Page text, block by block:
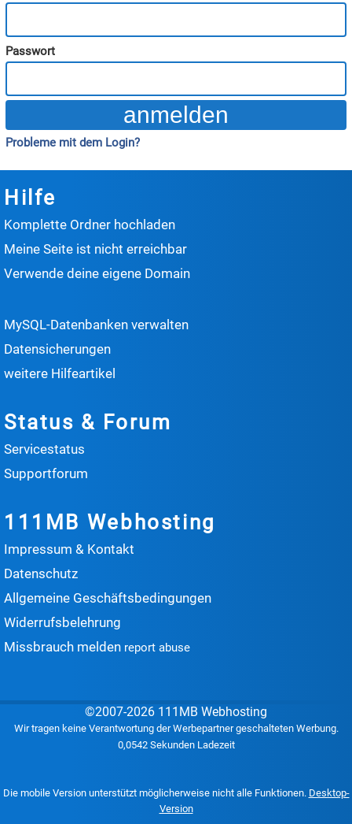
Passwort
Probleme mit dem Login?
Hilfe
Komplette Ordner hochladen
Meine Seite ist nicht erreichbar
Verwende deine eigene Domain
MySQL-Datenbanken verwalten
Datensicherungen
weitere Hilfeartikel
Status & Forum
Servicestatus
Supportforum
111MB Webhosting
Impressum & Kontakt
Datenschutz
Allgemeine Geschäftsbedingungen
Widerrufsbelehrung
Missbrauch melden report abuse
©2007-2026 111MB Webhosting
Wir tragen keine Verantwortung der Werbepartner geschalteten Werbung.
0,0542 Sekunden Ladezeit
Die mobile Version unterstützt möglicherweise nicht alle Funktionen. Desktop-
Version